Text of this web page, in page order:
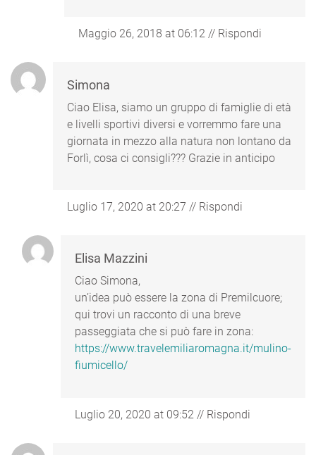
Maggio 26, 2018 at 06:12 // Rispondi
Simona
Ciao Elisa, siamo un gruppo di famiglie di età
e livelli sportivi diversi e vorremmo fare una
giornata in mezzo alla natura non lontano da
Forlì, cosa ci consigli??? Grazie in anticipo
Luglio 17, 2020 at 20:27 // Rispondi
Elisa Mazzini
Ciao Simona,
un’idea può essere la zona di Premilcuore;
qui trovi un racconto di una breve
passeggiata che si può fare in zona:
https://www.travelemiliaromagna.it/mulino-
fiumicello/
Luglio 20, 2020 at 09:52 // Rispondi